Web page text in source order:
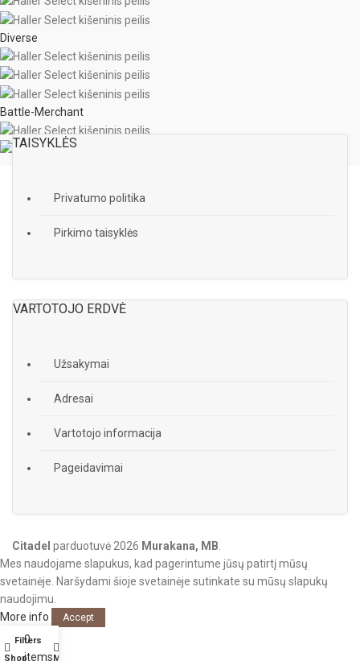
Diverse
Battle-Merchant
TAISYKLĖS
Privatumo politika
Pirkimo taisyklės
VARTOTOJO ERDVĖ
Užsakymai
Adresai
Vartotojo informacija
Pageidavimai
Citadel parduotuvė 2026 Murakana, MB
Mes naudojame slapukus, kad pagerintume jūsų patirtį mūsų
svetainėje. Naršydami šioje svetainėje sutinkate su mūsų slapukų
naudojimu.
More info
Accept
Shop
Filters
0
itemsMy account